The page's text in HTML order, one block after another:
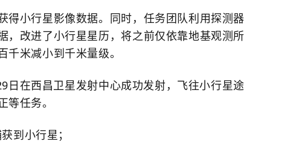
得小行星影像数据。同时，任务团队利用探测器
，改进了小行星星历，将之前仅依靠地基观测所
米减小到千米量级。
日在西昌卫星发射中心成功发射，飞往小行星途
任务。
到小行星；